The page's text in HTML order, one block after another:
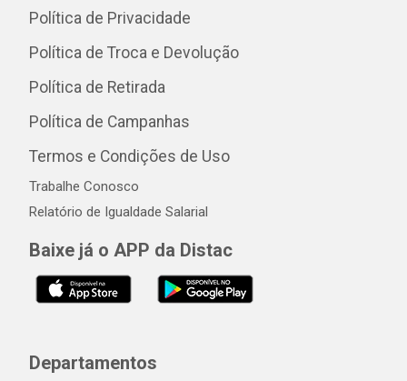
Política de Privacidade
Política de Troca e Devolução
Política de Retirada
Política de Campanhas
Termos e Condições de Uso
Trabalhe Conosco
Relatório de Igualdade Salarial
Baixe já o APP da Distac
Departamentos